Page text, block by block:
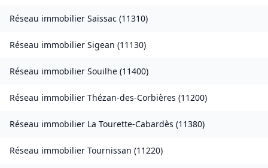
Réseau immobilier Saissac (11310)
Réseau immobilier Sigean (11130)
Réseau immobilier Souilhe (11400)
Réseau immobilier Thézan-des-Corbières (11200)
Réseau immobilier La Tourette-Cabardès (11380)
Réseau immobilier Tournissan (11220)